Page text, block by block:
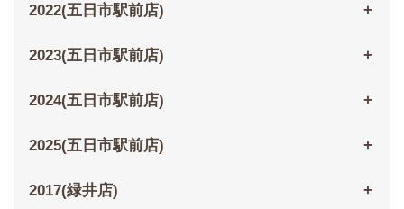
2022(五日市駅前店)
2023(五日市駅前店)
2024(五日市駅前店)
2025(五日市駅前店)
2017(緑井店)